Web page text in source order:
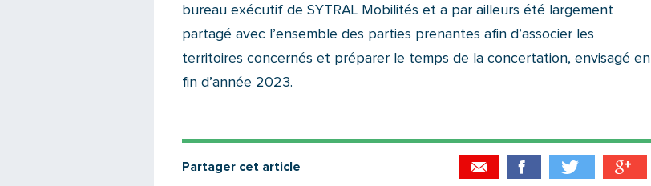
bureau exécutif de SYTRAL Mobilités et a par ailleurs été largement
partagé avec l’ensemble des parties prenantes afin d’associer les
territoires concernés et préparer le temps de la concertation, envisagé en
fin d’année 2023.
Partager cet article